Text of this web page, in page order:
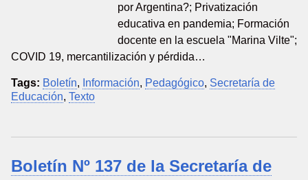
por Argentina?; Privatización
educativa en pandemia; Formación
docente en la escuela "Marina Vilte";
COVID 19, mercantilización y pérdida…
Tags: Boletín, Información, Pedagógico, Secretaría de
Educación, Texto
Boletín Nº 137 de la Secretaría de